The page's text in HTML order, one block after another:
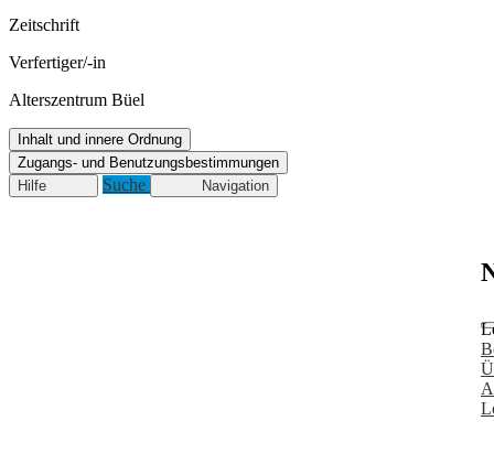
Zeitschrift
Verfertiger/-in
Alterszentrum Büel
Inhalt und innere Ordnung
Zugangs- und Benutzungsbestimmungen
Hilfe
Suche Navigation